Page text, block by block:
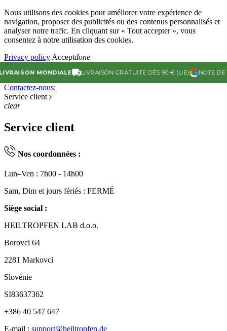
Nous utilisons des cookies pour améliorer votre expérience de
navigation, proposer des publicités ou des contenus personnalisés et
analyser notre trafic. En cliquant sur « Tout accepter », vous
consentez à notre utilisation des cookies.
Privacy policy Acceptdone
MONDIALE LIVRAISON GRATUITE DÈS 90 € (UE) NOTE DE 4.9/5
Contactez-nous:
Service client
clear
Service client
Nos coordonnées :
Lun–Ven : 7h00 - 14h00
Sam, Dim et jours fériés : FERMÉ
Siège social :
HEILTROPFEN LAB d.o.o.
Borovci 64
2281 Markovci
Slovénie
SI83637362
+386 40 547 647
E-mail : support@heiltropfen.de